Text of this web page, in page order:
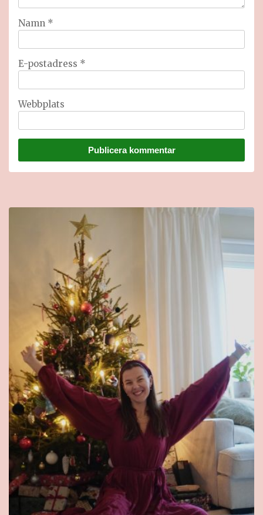
Namn *
E-postadress *
Webbplats